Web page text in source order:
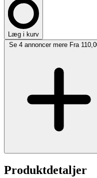
Læg i kurv
Se 4 annoncer mere Fra
Produktdetaljer